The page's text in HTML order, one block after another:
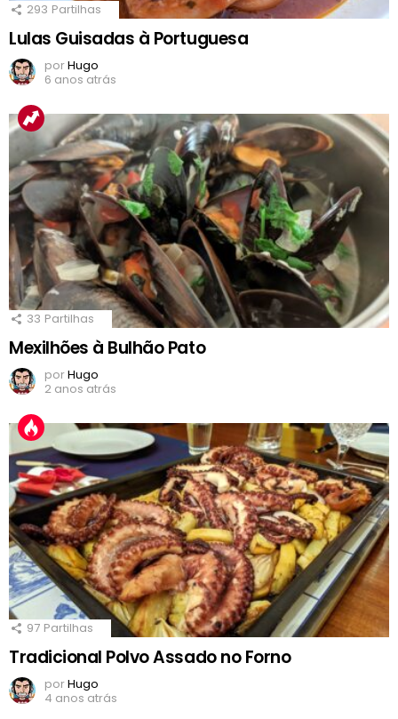
293 Partilhas
Lulas Guisadas à Portuguesa
porHugo
6 anos atrás
33 Partilhas
Mexilhões à Bulhão Pato
porHugo
2 anos atrás
97 Partilhas
Tradicional Polvo Assado no Forno
porHugo
4 anos atrás